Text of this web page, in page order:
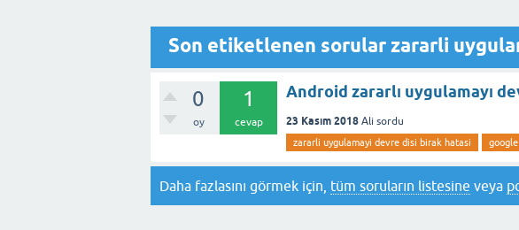
Son etiketlenen sorular zararli
0
oy
1
cevap
Android zararlı uygulamayı
23 Kasım 2018 Ali sordu
zararli uygulamayi devre disi birak hatasi
Daha fazlasını görmek için, tüm soruların listesine veya